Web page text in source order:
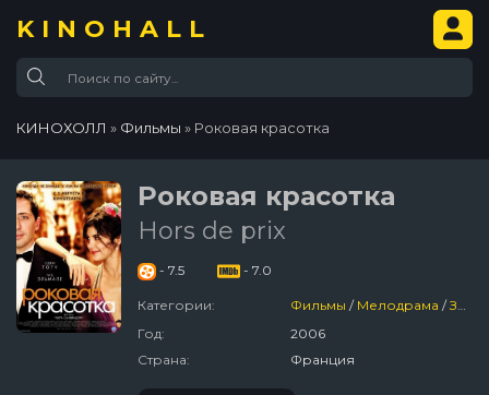
KINOHALL
КИНОХОЛЛ » Фильмы » Роковая красотка
Роковая красотка
Hors de prix
- 7.5 - 7.0
Категории: Фильмы / Мелодрама /Зарубежный
Год:
2006
Страна:
Франция